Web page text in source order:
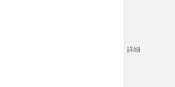
詳細